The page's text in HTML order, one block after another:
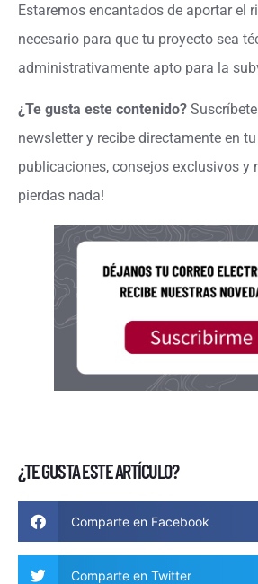
Estaremos encantados de aportar el
necesario para que tu proyecto sea
administrativamente apto para la
¿Te gusta este contenido?
newsletter y recibe directamente en
publicaciones, consejos exclusivos y
pierdas nada!
¿TE GUSTA ESTE ARTÍCULO?
Comparte en Facebook
Comparte en Twitter